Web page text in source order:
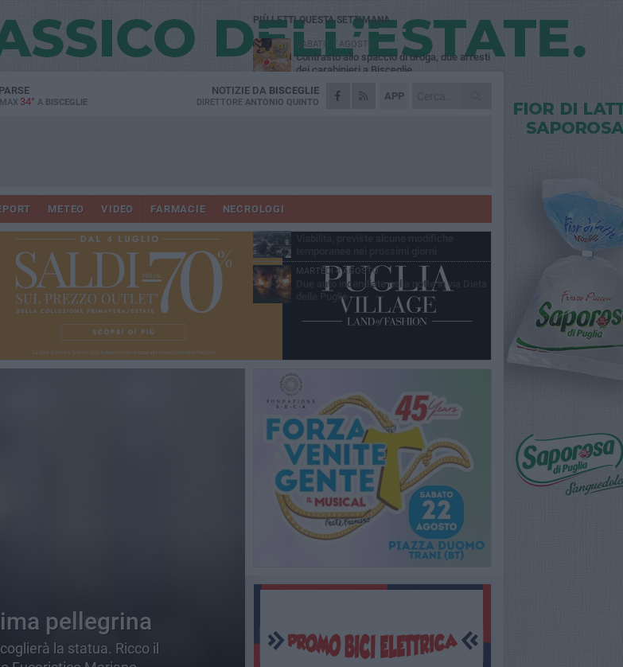
MAX 34° A BISCEGLIE
APP
NOTIZIE DA BISCEGLIE
DIRETTORE ANTONIO QUINTO
METEO VIDEO FARMACIE NECROLOGI
pellegrina
la statua. Ricco il
PIÙ LETTI QUESTA SETTIMANA
SABATO 1 AGOSTO
Contrasto allo spaccio di droga, due arresti
dei carabinieri a Bisceglie
VENERDÌ 31 LUGLIO
Torna l'appuntamento con la Pastasciutta
Dramma alla spiaggia Bi-Marmi: un
VENERDÌ 31 LUGLIO
MARTEDÌ 4 AGOSTO
Due auto incendiate nella notte in via Dieta
delle Puglie